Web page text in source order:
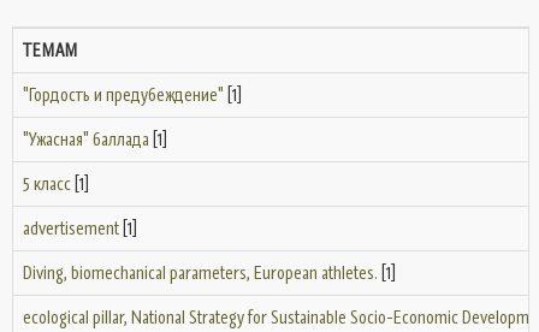
ТЕМАМ
"Гордость и предубеждение" [1]
"Ужасная" баллада [1]
5 класс [1]
advertisement [1]
Diving, biomechanical parameters, European athletes. [1]
ecological pillar, National Strategy for Sustainable Socio-Economic